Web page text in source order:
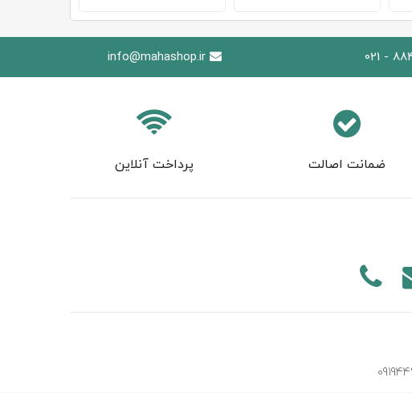
info@mahashop.ir
ضمانت اصالت پرداخت آنلاین